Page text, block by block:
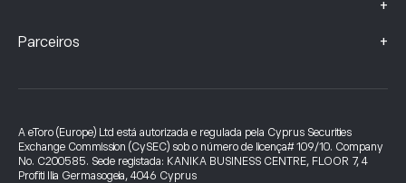
+
Parceiros +
A eToro (Europe) Ltd está autorizada e regulada pela Cyprus Securities
Exchange Commission (CySEC) sob o número de licença# 109/10. Company
No. C200585. Sede registada: KANIKA BUSINESS CENTRE, FLOOR 7, 4
Profiti Ilia Germasogeia, 4046 Cyprus